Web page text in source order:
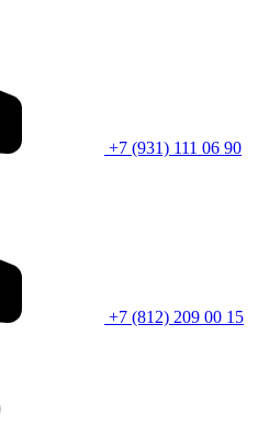
+7 (931) 111 06 90
+7 (812) 209 00 15